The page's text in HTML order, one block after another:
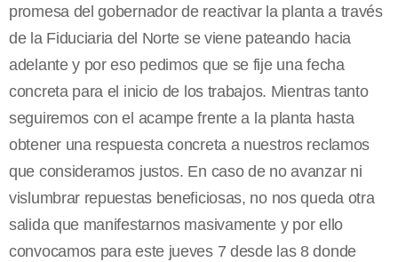
promesa del gobernador de reactivar la planta a través
de la Fiduciaria del Norte se viene pateando hacia
adelante y por eso pedimos que se fije una fecha
concreta para el inicio de los trabajos. Mientras tanto
seguiremos con el acampe frente a la planta hasta
obtener una respuesta concreta a nuestros reclamos
que consideramos justos. En caso de no avanzar ni
vislumbrar repuestas beneficiosas, no nos queda otra
salida que manifestarnos masivamente y por ello
convocamos para este jueves 7 desde las 8 donde